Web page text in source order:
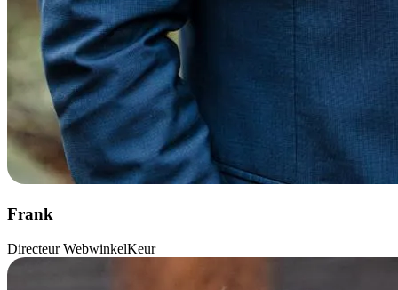
Frank
Directeur WebwinkelKeur